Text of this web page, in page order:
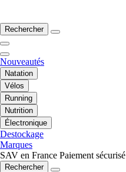
Rechercher
Nouveautés
Natation
Vélos
Running
Nutrition
Électronique
Destockage
Marques
SAV en France Paiement sécurisé
Rechercher